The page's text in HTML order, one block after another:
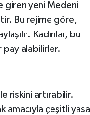
giren yeni Medeni
Bu rejime göre,
Kadınlar, bu
pay alabilirler.
riskini artırabilir.
amacıyla çeşitli yasal